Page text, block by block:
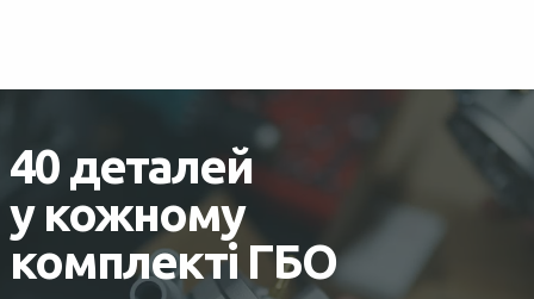
40 деталей
у кожному
комплекті ГБО